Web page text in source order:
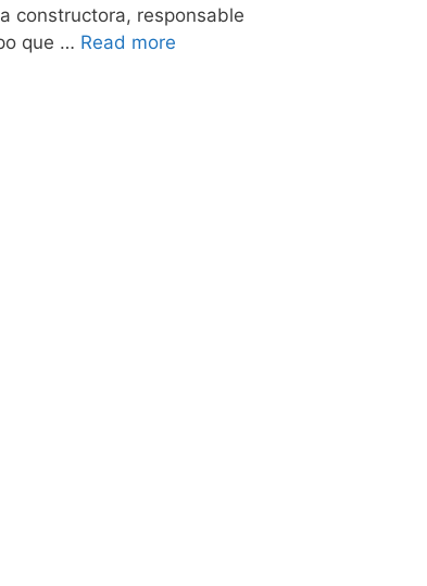
constructora, responsable
que … Read more